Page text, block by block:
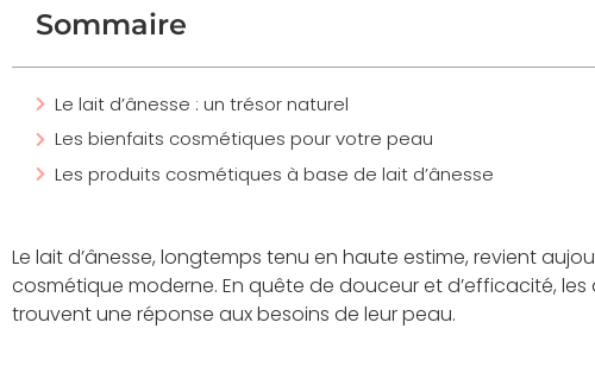
Sommaire
Le lait d’ânesse : un trésor naturel
Les bienfaits cosmétiques pour votre peau
Les produits cosmétiques à base de lait d’ânesse
Le lait d’ânesse, longtemps tenu en haute estime, revient
cosmétique moderne. En quête de douceur et d’efficacité,
trouvent une réponse aux besoins de leur peau.